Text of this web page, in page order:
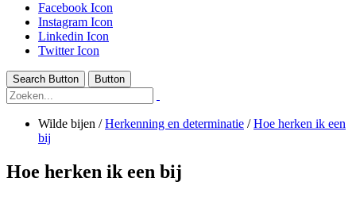
Facebook Icon
Instagram Icon
Linkedin Icon
Twitter Icon
Search Button Button
Wilde bijen /Herkenning en determinatie /Hoe herken ik een
bij
Hoe herken ik een bij